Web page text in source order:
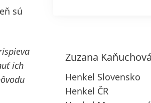
sú
ich
Zuzana Kaňuchová
Henkel Slovensko
Henkel ČR